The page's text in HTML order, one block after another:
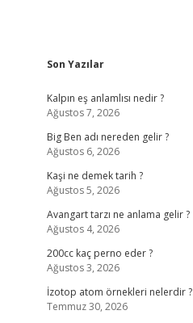
Sidebar
Son Yazılar
Kalpın eş anlamlısı nedir ?
Ağustos 7, 2026
Big Ben adı nereden gelir ?
Ağustos 6, 2026
Kaşi ne demek tarih ?
Ağustos 5, 2026
Avangart tarzı ne anlama gelir ?
Ağustos 4, 2026
200cc kaç perno eder ?
Ağustos 3, 2026
İzotop atom örnekleri nelerdir ?
Temmuz 30, 2026